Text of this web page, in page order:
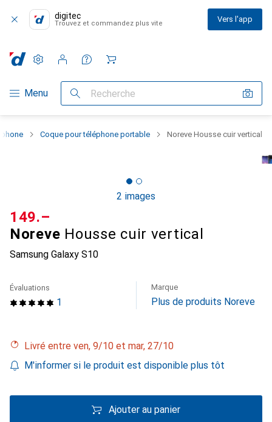
digitec
Trouvez et commandez plus vite Vers l'app
Navigation par catégorie
Menu Recherche
Paramètres
Compte client
Listes de comparaison
Listes d'envies
Panier
Coque pour téléphone portable Noreve Housse cuir vertical
2 images
Noreve Housse cuir vertical
Samsung Galaxy S10
CHF
149.–
1
Évaluations Marque
Plus de produits Noreve
Livré entre ven, 9/10 et mar, 27/10
M'informer si le produit est disponible plus tôt
Ajouter au panier